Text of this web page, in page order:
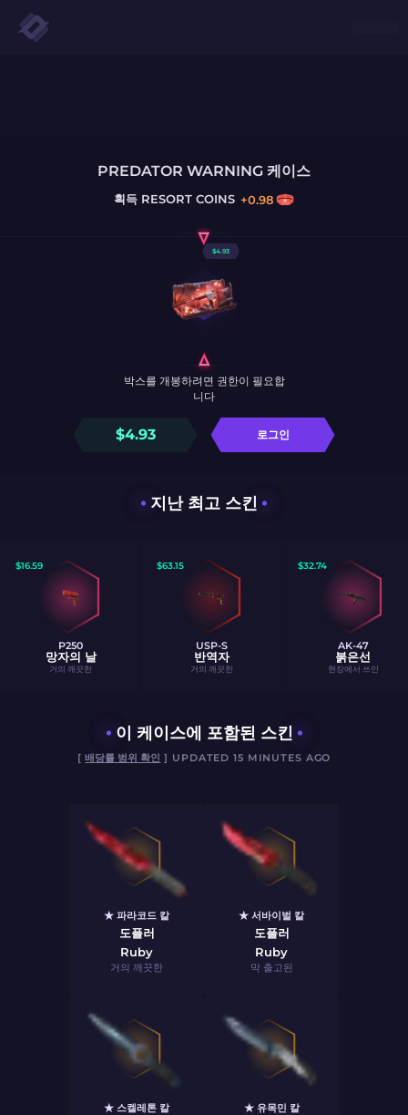
PREDATOR WARNING 케이스
획득 RESORT COINS +0.98
$4.93
$4.93 로그인
박스를 개봉하려면 권한이 필요합
니다
지난 최고 스킨
$16.59
P250
망자의 날
거의 깨끗한
$63.15
USP-S
반역자
거의 깨끗한
$32.74
AK-47
붉은선
현장에서 쓰인
이 케이스에 포함된 스킨
[배당률 범위 확인 ] UPDATED 15 MINUTES AGO
★ 파라코드 칼
도플러
Ruby
거의 깨끗한
★ 서바이벌 칼
도플러
Ruby
막 출고된
★ 스켈레톤 칼 ★ 유목민 칼